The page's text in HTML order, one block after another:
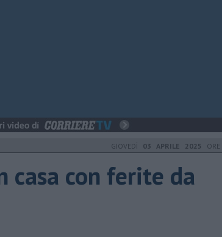
GIOVEDÌ 03 APRILE 2025
casa con ferite da